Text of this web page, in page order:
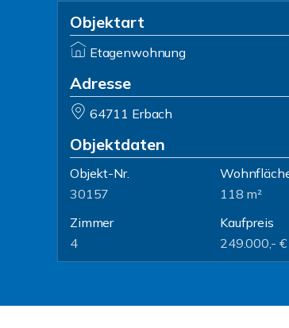
Objektart
Etagenwohnung
Adresse
64711 Erbach
Objektdaten
Objekt-Nr.
30157
118 m²
Zimmer
4
Kaufpreis
249.000,- €